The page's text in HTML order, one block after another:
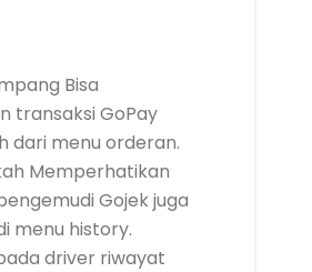
Bisa
transaksi GoPay
dari menu orderan.
Memperhatikan
Gojek juga
menu history.
driver riwayat